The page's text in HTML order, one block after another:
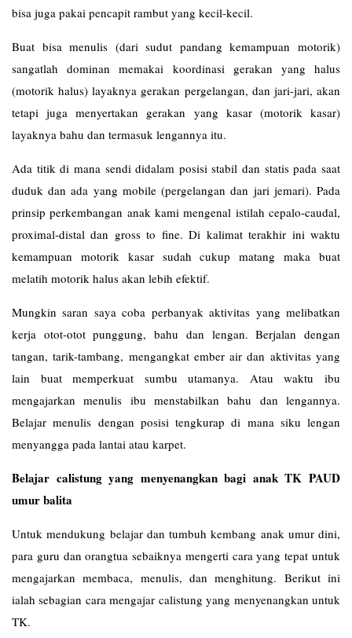
bisa juga pakai pencapit rambut yang kecil-kecil.
Buat bisa menulis (dari sudut pandang kemampuan motorik)
sangatlah dominan memakai koordinasi gerakan yang halus
(motorik halus) layaknya gerakan pergelangan, dan jari-jari, akan
tetapi juga menyertakan gerakan yang kasar (motorik kasar)
layaknya bahu dan termasuk lengannya itu.
Ada titik di mana sendi didalam posisi stabil dan statis pada saat
duduk dan ada yang mobile (pergelangan dan jari jemari). Pada
prinsip perkembangan anak kami mengenal istilah cepalo-caudal,
proximal-distal dan gross to fine. Di kalimat terakhir ini waktu
kemampuan motorik kasar sudah cukup matang maka buat
melatih motorik halus akan lebih efektif.
Mungkin saran saya coba perbanyak aktivitas yang melibatkan
kerja otot-otot punggung, bahu dan lengan. Berjalan dengan
tangan, tarik-tambang, mengangkat ember air dan aktivitas yang
lain buat memperkuat sumbu utamanya. Atau waktu ibu
mengajarkan menulis ibu menstabilkan bahu dan lengannya.
Belajar menulis dengan posisi tengkurap di mana siku lengan
menyangga pada lantai atau karpet.
Belajar calistung yang menyenangkan bagi anak TK PAUD
umur balita
Untuk mendukung belajar dan tumbuh kembang anak umur dini,
para guru dan orangtua sebaiknya mengerti cara yang tepat untuk
mengajarkan membaca, menulis, dan menghitung. Berikut ini
ialah sebagian cara mengajar calistung yang menyenangkan untuk
TK.